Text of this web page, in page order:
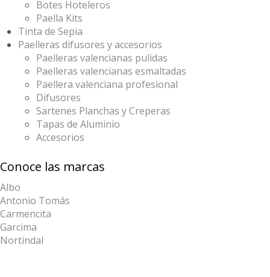
Botes Hoteleros
Paella Kits
Tinta de Sepia
Paelleras difusores y accesorios
Paelleras valencianas pulidas
Paelleras valencianas esmaltadas
Paellera valenciana profesional
Difusores
Sartenes Planchas y Creperas
Tapas de Aluminio
Accesorios
Conoce las marcas
Albo
Antonio Tomás
Carmencita
Garcima
Nortindal